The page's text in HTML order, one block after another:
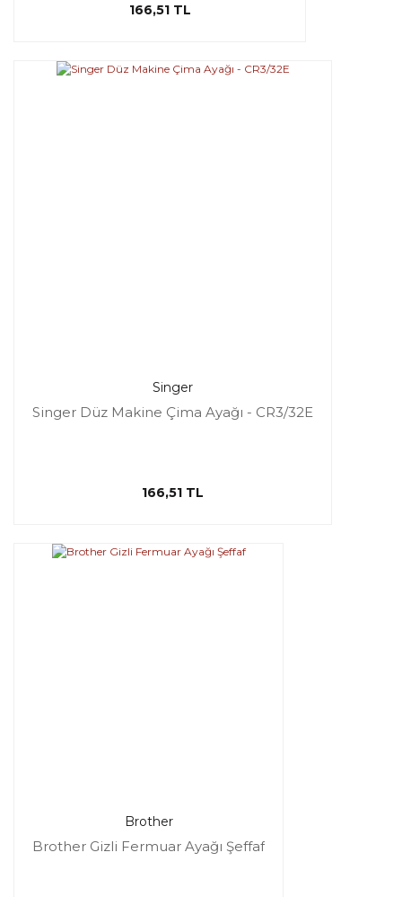
166,51 TL
Singer
Singer Düz Makine Çima Ayağı - CR3/32E
166,51 TL
Brother
Brother Gizli Fermuar Ayağı Şeffaf